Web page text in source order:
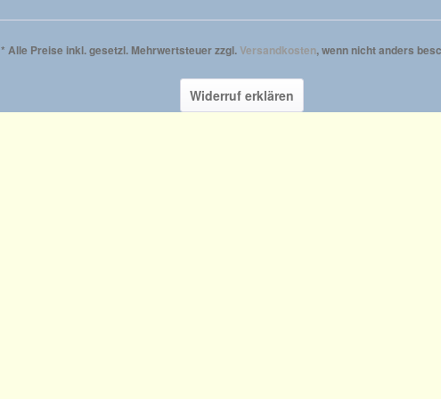
* Alle Preise inkl. gesetzl. Mehrwertsteuer zzgl.Versandkosten, wenn nicht anders
Widerruf erklären